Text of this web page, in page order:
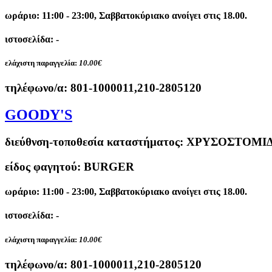
ωράριο: 11:00 - 23:00, Σαββατοκύριακο ανοίγει στις 18.00.
ιστοσελίδα: -
ελάχιστη παραγγελία: 10.00€
τηλέφωνο/α: 801-1000011,210-2805120
GOODY'S
διεύθνση-τοποθεσία καταστήματος:
είδος φαγητού: BURGER
ωράριο: 11:00 - 23:00, Σαββατοκύριακο ανοίγει στις 18.00.
ιστοσελίδα: -
ελάχιστη παραγγελία: 10.00€
τηλέφωνο/α: 801-1000011,210-2805120